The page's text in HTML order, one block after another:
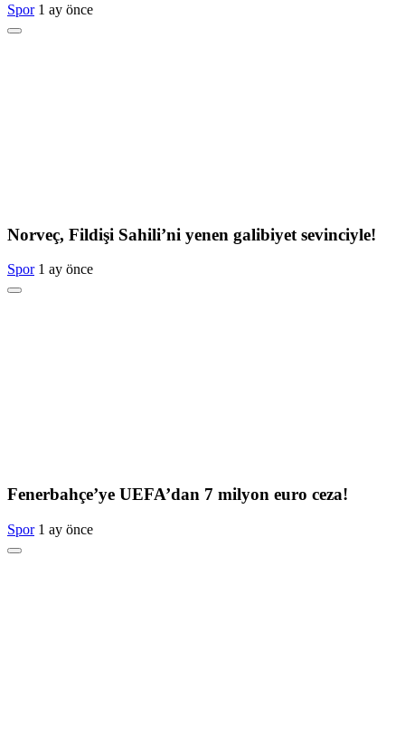
Spor 1 ay önce
Norveç, Fildişi Sahili’ni yenen galibiyet sevinciyle!
Spor 1 ay önce
Fenerbahçe’ye UEFA’dan 7 milyon euro ceza!
Spor 1 ay önce